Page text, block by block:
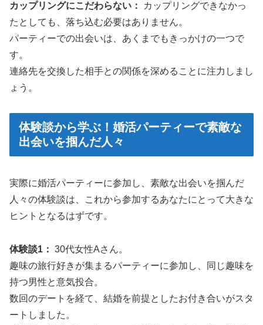
カップリングにこだわらない：
カップリングできなかっ
たとしても、落ち込む必要はありません。
パーティーでの出会いは、あくまでもきっかけの一つで
す。
連絡先を交換した相手との関係を深めることに注力しまし
ょう。
体験談から学ぶ！婚活パーティーで素敵な
出会いを掴んだ人々
実際に婚活パーティーに参加し、素敵な出会いを掴んだ
人々の体験談は、これから参加するあなたにとって大きな
ヒントとなるはずです。
体験談1： 30代女性Aさん。
趣味の旅行好きが集まるパーティーに参加し、同じ趣味を
持つ男性と意気投合。
数回のデートを経て、結婚を前提としたお付き合いがスタ
ートしました。